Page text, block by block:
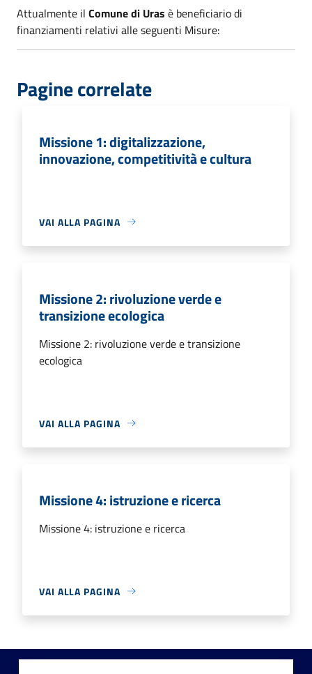
Attualmente il Comune di Uras è beneficiario di
finanziamenti relativi alle seguenti Misure:
Pagine correlate
Missione 1: digitalizzazione,
innovazione, competitività e cultura
VAI ALLA PAGINA
Missione 2: rivoluzione verde e
transizione ecologica
Missione 2: rivoluzione verde e transizione
ecologica
VAI ALLA PAGINA
Missione 4: istruzione e ricerca
Missione 4: istruzione e ricerca
VAI ALLA PAGINA